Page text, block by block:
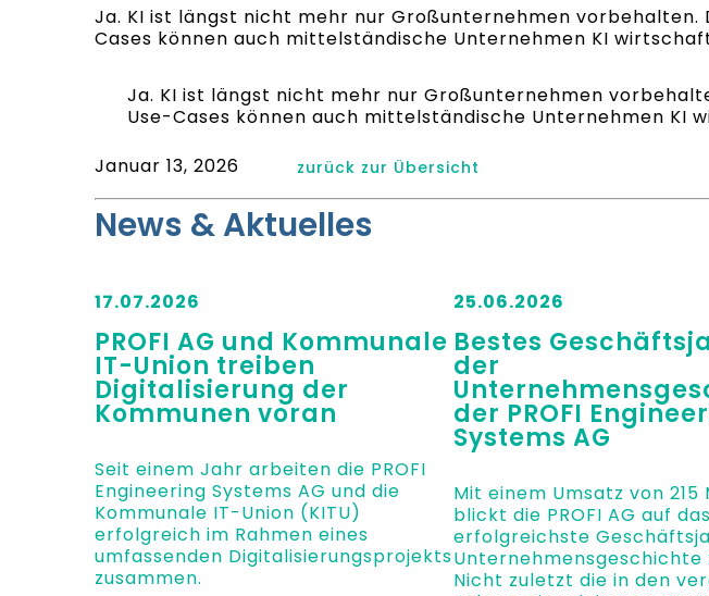
Ja. KI ist längst nicht mehr nur Großunternehmen
Cases können auch mittelständische Unternehmen KI
Ja. KI ist längst nicht mehr nur Großunternehmen
Use-Cases können auch mittelständische Unternehmen KI
Januar 13, 2026
zurück zur Übersicht
News & Aktuelles
17.07.2026
PROFI AG und Kommunale
IT-Union treiben
Digitalisierung der
Kommunen voran
Seit einem Jahr arbeiten die PROFI
Engineering Systems AG und die
Kommunale IT-Union (KITU)
erfolgreich im Rahmen eines
umfassenden Digitalisierungsprojekts
zusammen.
25.06.2026
Bestes
der
der PROFI
Systems AG
Mit einem Umsatz von 215
blickt die PROFI AG auf das
erfolgreichste
Unternehmensgeschichte
Nicht zuletzt die in den